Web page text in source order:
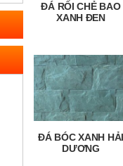
ĐÁ RỐI CHẺ BAO
XANH ĐEN
ĐÁ BÓC XANH HẢI
DƯƠNG